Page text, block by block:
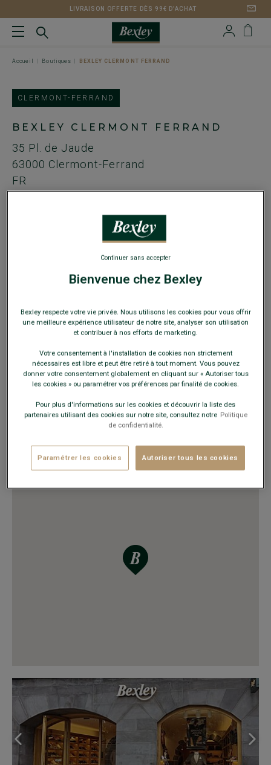
LIVRAISON OFFERTE DÈS 99€ D'ACHAT
Accueil Boutiques BEXLEY CLERMONT FERRAND
CLERMONT-FERRAND
BEXLEY CLERMONT FERRAND
35 Pl. de Jaude
63000 Clermont-Ferrand
FR
clermontferrand@bexley.fr
Lundi au Vendredi10h00 - 19h30
VOUS Y TROUVEREZ
Chaussures ville et détente
Costumes
Chemises, pulls, polos, pantalons
Ceintures et sous-vêtements
Trench, manteau, blousons, doudounes
Maroquinerie, accessoires mode
Chemises
Bienvenue chez Bexley
Bexley respecte votre vie privée. Nous utilisons les cookies pour vous offrir
une meilleure expérience utilisateur de notre site, analyser son utilisation
et contribuer à nos efforts de marketing.
Votre consentement à l'installation de cookies non strictement
nécessaires est libre et peut être retiré à tout moment. Vous pouvez
donner votre consentement globalement en cliquant sur « Autoriser tous
les cookies » ou paramétrer vos préférences par finalité de cookies.
Pour plus d'informations sur les cookies et découvrir la liste des
partenaires utilisant des cookies sur notre site, consultez notre Politique
de confidentialité.
Paramétrer les cookies Autoriser tous les cookies
Continuer sans accepter